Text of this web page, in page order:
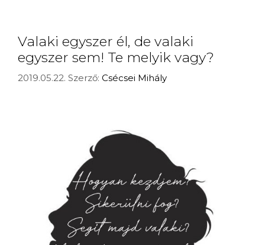
Valaki egyszer él, de valaki
egyszer sem! Te melyik vagy?
2019.05.22. Szerző: Csécsei Mihály